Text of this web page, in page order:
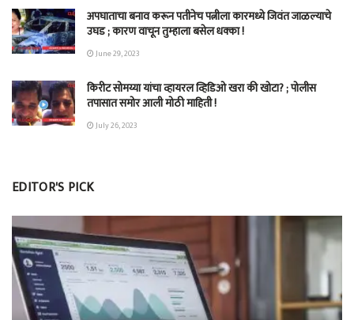
अपघाताचा बनाव करून पतीनेच‎ पत्नीला कारमध्ये जिवंत जाळल्याचे
उघड ; कारण वाचून तुम्हाला बसेल धक्का !
June 29, 2023
किरीट सोमय्या यांचा व्हायरल व्हिडिओ खरा की खोटा? ; पोलीस
तपासात समोर आली मोठी माहिती !
July 26, 2023
EDITOR'S PICK